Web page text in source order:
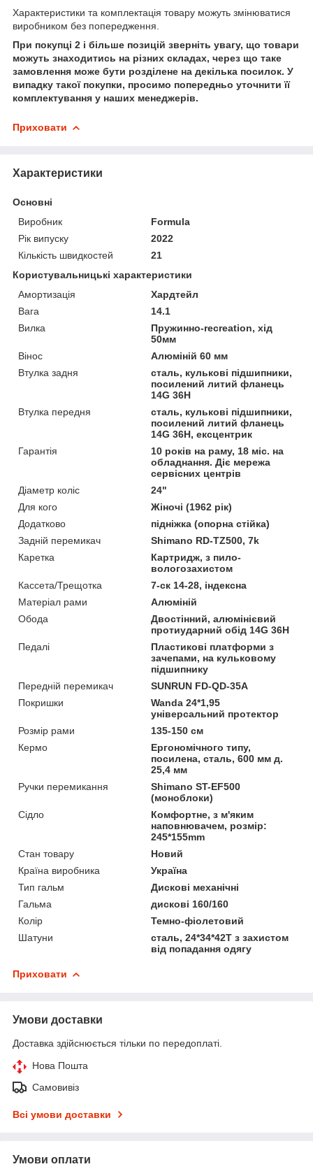
Характеристики та комплектація товару можуть змінюватися
виробником без попередження.
При покупці 2 і більше позицій зверніть увагу, що товари
можуть знаходитись на різних складах, через що таке
замовлення може бути розділене на декілька посилок. У
випадку такої покупки, просимо попередньо уточнити її
комплектування у наших менеджерів.
Приховати
Характеристики
Основні
Виробник
Formula
Рік випуску
2022
Кількість швидкостей
21
Користувальницькі характеристики
Амортизація
Хардтейл
Вага
14.1
Вилка
Пружинно-recreation, хід
50мм
Вінос
Алюміній 60 мм
Втулка задня
сталь, кулькові підшипники,
посилений литий фланець
14G 36H
Втулка передня
сталь, кулькові підшипники,
посилений литий фланець
14G 36H, ексцентрик
Гарантія
10 років на раму, 18 міс. на
обладнання. Діє мережа
сервісних центрів
Діаметр коліс
24"
Для кого
Жіночі (1962 рік)
Додатково
підніжка (опорна стійка)
Задній перемикач
Shimano RD-TZ500, 7k
Каретка
Картридж, з пило-
вологозахистом
Кассета/Трещотка
7-ск 14-28, індексна
Матеріал рами
Алюміній
Обода
Двостінний, алюмінієвий
протиударний обід 14G 36H
Педалі
Пластикові платформи з
зачепами, на кульковому
підшипнику
Передній перемикач
SUNRUN FD-QD-35A
Покришки
Wanda 24*1,95
універсальний протектор
Розмір рами
135-150 см
Кермо
Ергономічного типу,
посилена, сталь, 600 мм д.
25,4 мм
Ручки перемикання
Shimano ST-EF500
(моноблоки)
Сідло
Комфортне, з м'яким
наповнювачем, розмір:
245*155mm
Стан товару
Новий
Країна виробника
Україна
Тип гальм
Дискові механічні
Гальма
дискові 160/160
Колір
Темно-фіолетовий
Шатуни
сталь, 24*34*42T з захистом
від попадання одягу
Приховати
Умови доставки
Доставка здійснюється тільки по передоплаті.
Нова Пошта
Самовивіз
Всі умови доставки
Умови оплати